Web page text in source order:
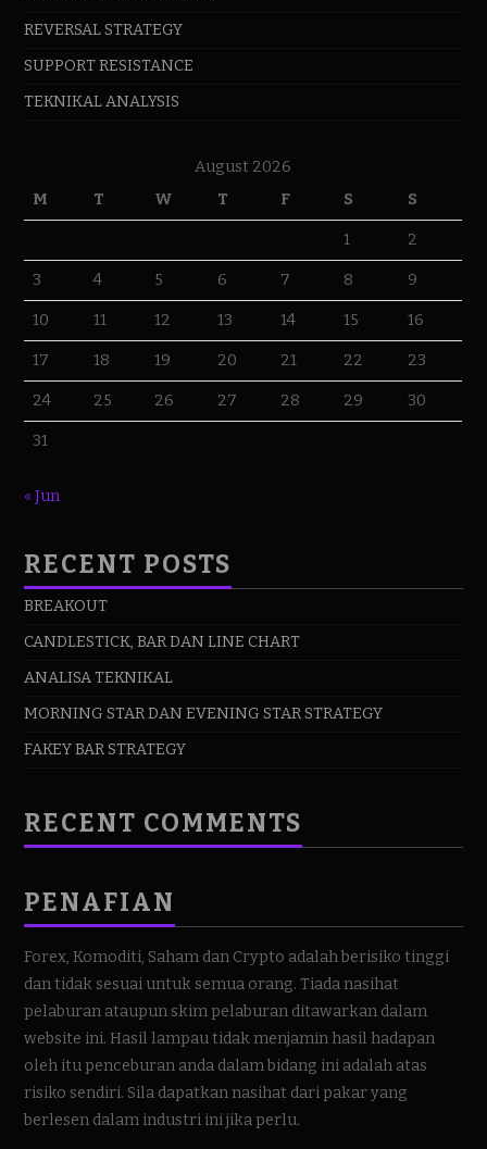
REVERSAL STRATEGY
SUPPORT RESISTANCE
TEKNIKAL ANALYSIS
August 2026
M
T W T F S S
1 2
3 4 5 6 7 8 9
10 11 12 13 14 15 16
17 18 19 20 21 22 23
24 25 26 27 28 29 30
31
« Jun
RECENT POSTS
BREAKOUT
CANDLESTICK, BAR DAN LINE CHART
ANALISA TEKNIKAL
MORNING STAR DAN EVENING STAR STRATEGY
FAKEY BAR STRATEGY
RECENT COMMENTS
PENAFIAN
Forex, Komoditi, Saham dan Crypto adalah berisiko tinggi
dan tidak sesuai untuk semua orang. Tiada nasihat
pelaburan ataupun skim pelaburan ditawarkan dalam
website ini. Hasil lampau tidak menjamin hasil hadapan
oleh itu penceburan anda dalam bidang ini adalah atas
risiko sendiri. Sila dapatkan nasihat dari pakar yang
berlesen dalam industri ini jika perlu.